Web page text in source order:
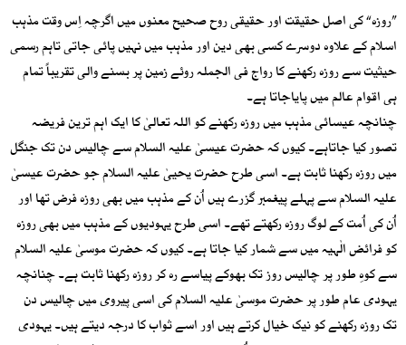
”روزہ“ کی اصل حقیقت اور حقیقی روح صحیح معنوں میں اگرچہ اِس وقت مذہب
اسلام کے علاوہ دوسرے کسی بھی دین اور مذہب میں نہیں پائی جاتی تاہم رسمی
حیثیت سے روزہ رکھنے کا رواج فی الجملہ روئے زمین پر بسنے والی تقریباً تمام
ہی اقوام عالم میں پایاجاتا ہے۔
چنانچہ عیسائی مذہب میں روزہ رکھنے کو اللہ تعالیٰ کا ایک اہم ترین فریضہ
تصور کیا جاتاہے۔ کیوں کہ حضرت عیسیٰ علیہ السلام سے چالیس دن تک جنگل
میں روزہ رکھنا ثابت ہے۔ اسی طرح حضرت یحییٰ علیہ السلام جو حضرت عیسیٰ
علیہ السلام سے پہلے پیغمبر گزرے ہیں اُن کے مذہب میں بھی روزہ فرض تھا اور
اُن کی اُمت کے لوگ روزہ رکھتے تھے۔ اسی طرح یہودیوں کے مذہب میں بھی روزہ
کو فرائض الٰہیہ میں سے شمار کیا جاتا ہے۔ کیوں کہ حضرت موسیٰ علیہ السلام
سے کوہِ طور پر چالیس روز تک بھوکے پیاسے رہ کر روزہ رکھنا ثابت ہے۔ چنانچہ
یہودی عام طور پر حضرت موسیٰ علیہ السلام کی اسی پیروی میں چالیس دن
تک روزہ رکھنے کو نیک خیال کرتے ہیں اور اسے ثواب کا درجہ دیتے ہیں۔ یہودی